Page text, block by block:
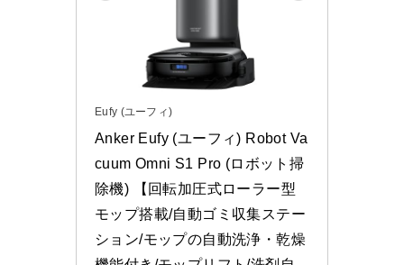
Eufy (ユーフィ)
Anker Eufy (ユーフィ) Robot Va
cuum Omni S1 Pro (ロボット掃
除機) 【回転加圧式ローラー型
モップ搭載/自動ゴミ収集ステー
ション/モップの自動洗浄・乾燥